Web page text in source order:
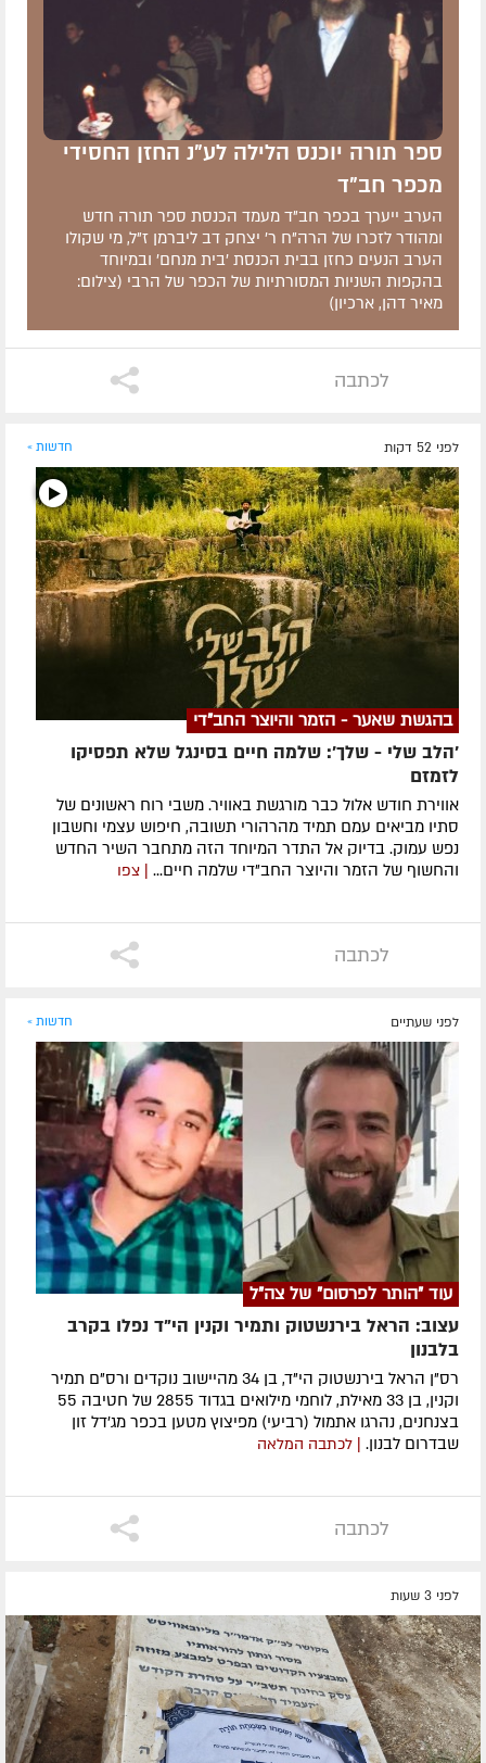
ספר תורה יוכנס הלילה לע"נ החזן החסידי
מכפר חב"ד
הערב ייערך בכפר חב"ד מעמד הכנסת ספר תורה חדש
ומהודר לזכרו של הרה"ח ר' יצחק דב ליברמן ז"ל, מי שקולו
הערב הנעים כחזן בבית הכנסת 'בית מנחם' ובמיוחד
בהקפות השניות המסורתיות של הכפר של הרבי (צילום:
מאיר דהן, ארכיון)
לכתבה
לפני 52 דקות חדשות »
בהגשת שאער - הזמר והיוצר החב"די
'הלב שלי - שלך': שלמה חיים בסינגל שלא תפסיקו
לזמזם
אווירת חודש אלול כבר מורגשת באוויר. משבי רוח ראשונים של
סתיו מביאים עמם תמיד מהרהורי תשובה, חיפוש עצמי וחשבון
נפש עמוק. בדיוק אל התדר המיוחד הזה מתחבר השיר החדש
והחשוף של הזמר והיוצר החב"די שלמה חיים... | צפו
לכתבה
לפני שעתיים חדשות »
עוד "הותר לפרסום" של צה"ל
עצוב: הראל בירנשטוק ותמיר וקנין הי"ד נפלו בקרב
בלבנון
רס"ן הראל בירנשטוק הי"ד, בן 34 מהיישוב נוקדים ורס"ם תמיר
וקנין, בן 33 מאילת, לוחמי מילואים בגדוד 2855 של חטיבה 55
בצנחנים, נהרגו אתמול (רביעי) מפיצוץ מטען בכפר מג'דל זון
שבדרום לבנון.
| לכתבה המלאה
לכתבה
לפני 3 שעות